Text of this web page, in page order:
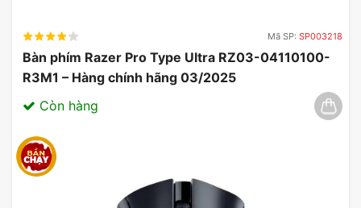
Mã SP: SP003218
Bàn phím Razer Pro Type Ultra RZ03-04110100-
R3M1 – Hàng chính hãng 03/2025
Còn hàng